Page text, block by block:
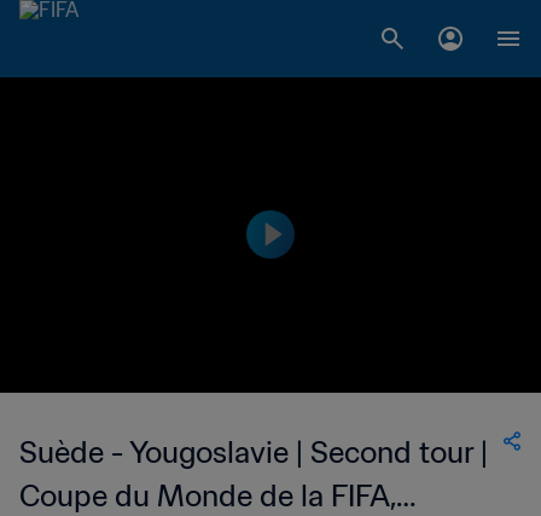
Suède - Yougoslavie | Second tour |
Coupe du Monde de la FIFA,